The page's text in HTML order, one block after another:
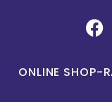
ONLINE SHOP-